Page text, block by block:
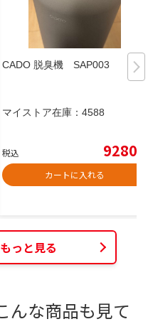
CADO 脱臭機 SAP003
マイストア在庫： 4588
税込 9280
カートに入れる
っと見る
んな商品も見て